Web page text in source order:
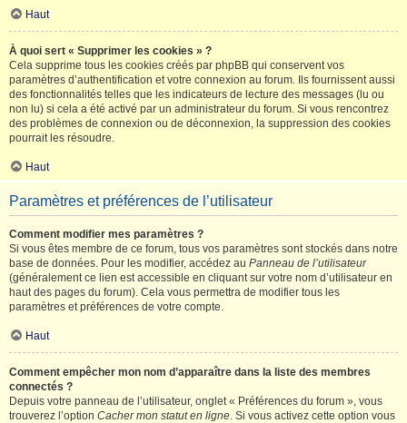
Haut
À quoi sert « Supprimer les cookies » ?
Cela supprime tous les cookies créés par phpBB qui conservent vos
paramètres d’authentification et votre connexion au forum. Ils fournissent aussi
des fonctionnalités telles que les indicateurs de lecture des messages (lu ou
non lu) si cela a été activé par un administrateur du forum. Si vous rencontrez
des problèmes de connexion ou de déconnexion, la suppression des cookies
pourrait les résoudre.
Haut
Paramètres et préférences de l’utilisateur
Comment modifier mes paramètres ?
Si vous êtes membre de ce forum, tous vos paramètres sont stockés dans notre
base de données. Pour les modifier, accédez au Panneau de l’utilisateur
(généralement ce lien est accessible en cliquant sur votre nom d’utilisateur en
haut des pages du forum). Cela vous permettra de modifier tous les
paramètres et préférences de votre compte.
Haut
Comment empêcher mon nom d’apparaître dans la liste des membres
connectés ?
Depuis votre panneau de l’utilisateur, onglet « Préférences du forum », vous
trouverez l’option Cacher mon statut en ligne. Si vous activez cette option vous